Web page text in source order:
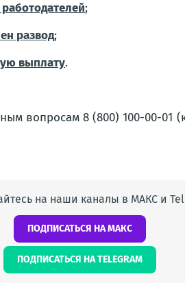
;
развод;
выплату.
вопросам 8 (800) 100-00-01
на наши каналы в МАКС и
ПОДПИСАТЬСЯ НА МАКС
ПОДПИСАТЬСЯ НА TELEGRAM